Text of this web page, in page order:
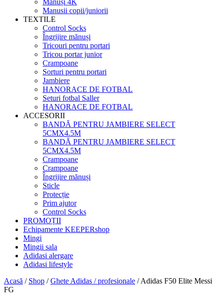
Manusii copii/juniorii
TEXTILE
Control Socks
Îngrijire mănuși
Tricouri pentru portari
Tricou portar junior
Crampoane
Sorturi pentru portari
Jambiere
HANORACE DE FOTBAL
Seturi fotbal Saller
HANORACE DE FOTBAL
ACCESORII
BANDĂ PENTRU JAMBIERE SELECT
5CMX4.5M
BANDĂ PENTRU JAMBIERE SELECT
5CMX4.5M
Crampoane
Crampoane
Îngrijire mănuși
Sticle
Protecție
Prim ajutor
Control Socks
PROMOȚII
Echipamente KEEPERshop
Mingi
Mingii sala
Adidasi alergare
Adidasi lifestyle
Acasă / Shop /Ghete Adidas / profesionale / Adidas F50 Elite Messi
FG